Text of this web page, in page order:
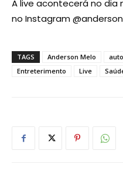
A live acontecerá no dia
no Instagram
TAGS Anderson Melo
Entreterimento
Live